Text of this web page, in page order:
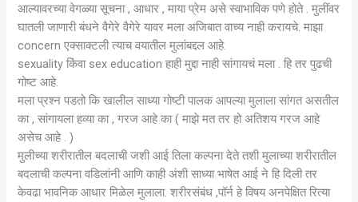
आल्यावरच्या वेगळ्या सूचना , आधार , माया प्रेम असे स्वाभाविक पणे होते . मुलींवर
घातली जाणारी बंधने वैगेरे वैगेरे यावर मला अजिबात वाच्य नाही करायचे. माझा
concern एक्साक्टली त्याच वयातील मुलांबद्दल आहे.
sexuality किंवा sex education हाही मुद्दा नाही सांगायचं मला . हि तर पुढची
गोष्ट आहे.
मला प्रश्न पडतो कि खालील साध्या गोष्टी पालक आपल्या मुलाला सांगत असतील
का , सांगायला हव्या का , गरज आहे का ( माझे मत तर हो अतिशय गरज आहे
असेच आहे . )
मुलीच्या शरीरातील बदलाची जशी आई तिला कल्पना देते तशी मुलाच्या शरीरातील
बदलाची कल्पना वडिलांनी आणि काही अंशी साध्या भाषेत आई ने हि दिली तर
केवढा भावनिक आधार मिळेल मुलाला. शरीरसंबंध ,पॉर्न हे विषय अनपेक्षित रित्या